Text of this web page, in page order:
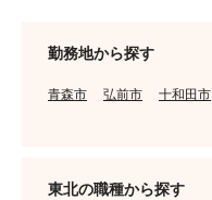
勤務地から探す
青森市 弘前市 十和田市
東北の職種から探す